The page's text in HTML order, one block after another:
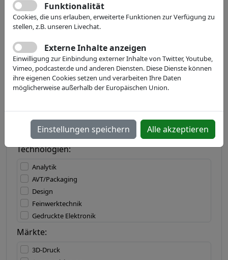
Volltext:
Land:
Technologien:
Analytik
AVT/Packaging
Design
Feinwerktechnik
Gedruckte Elektronik
IT/Software
Materialbearbeitung
Märkte:
3D-Druck
Funktionalität
Cookies, die uns erlauben, erweiterte Funktionen zur Verfügung zu
stellen, z.B. unseren Livechat.
Externe Inhalte anzeigen
Einwilligung zur Einbindung externer Inhalte von Twitter, Youtube,
Vimeo, podcaster.de und anderen Diensten. Diese Dienste können
ihre eigenen Cookies setzen und verarbeiten Ihre Daten
möglicherweise außerhalb der Europäischen Union.
Einstellungen speichern Alle akzeptieren